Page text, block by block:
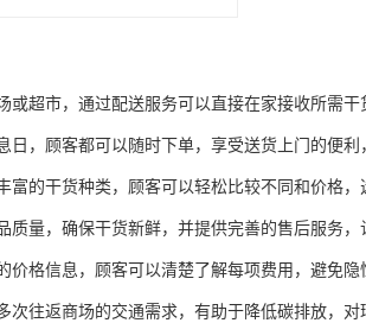
或超市，通过配送服务可以直接在家接收所需
日，顾客都可以随时下单，享受送货上门的便
富的干货种类，顾客可以轻松比较不同和价格
质量，确保干货新鲜，并提供完善的售后服务
价格信息，顾客可以清楚了解每项费用，避免隐
次往返商场的交通需求，有助于降低碳排放，对